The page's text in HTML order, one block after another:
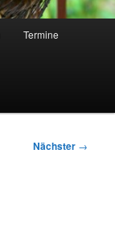
Termine
Nächster →